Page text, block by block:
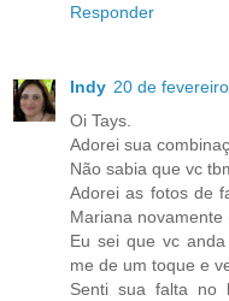
Responder
Indy 20 de
Oi Tays.
Adorei sua
Não sabia que vc
Adorei as fotos de
Mariana novamente
Eu sei que vc
me de um toque e
Senti sua falta no